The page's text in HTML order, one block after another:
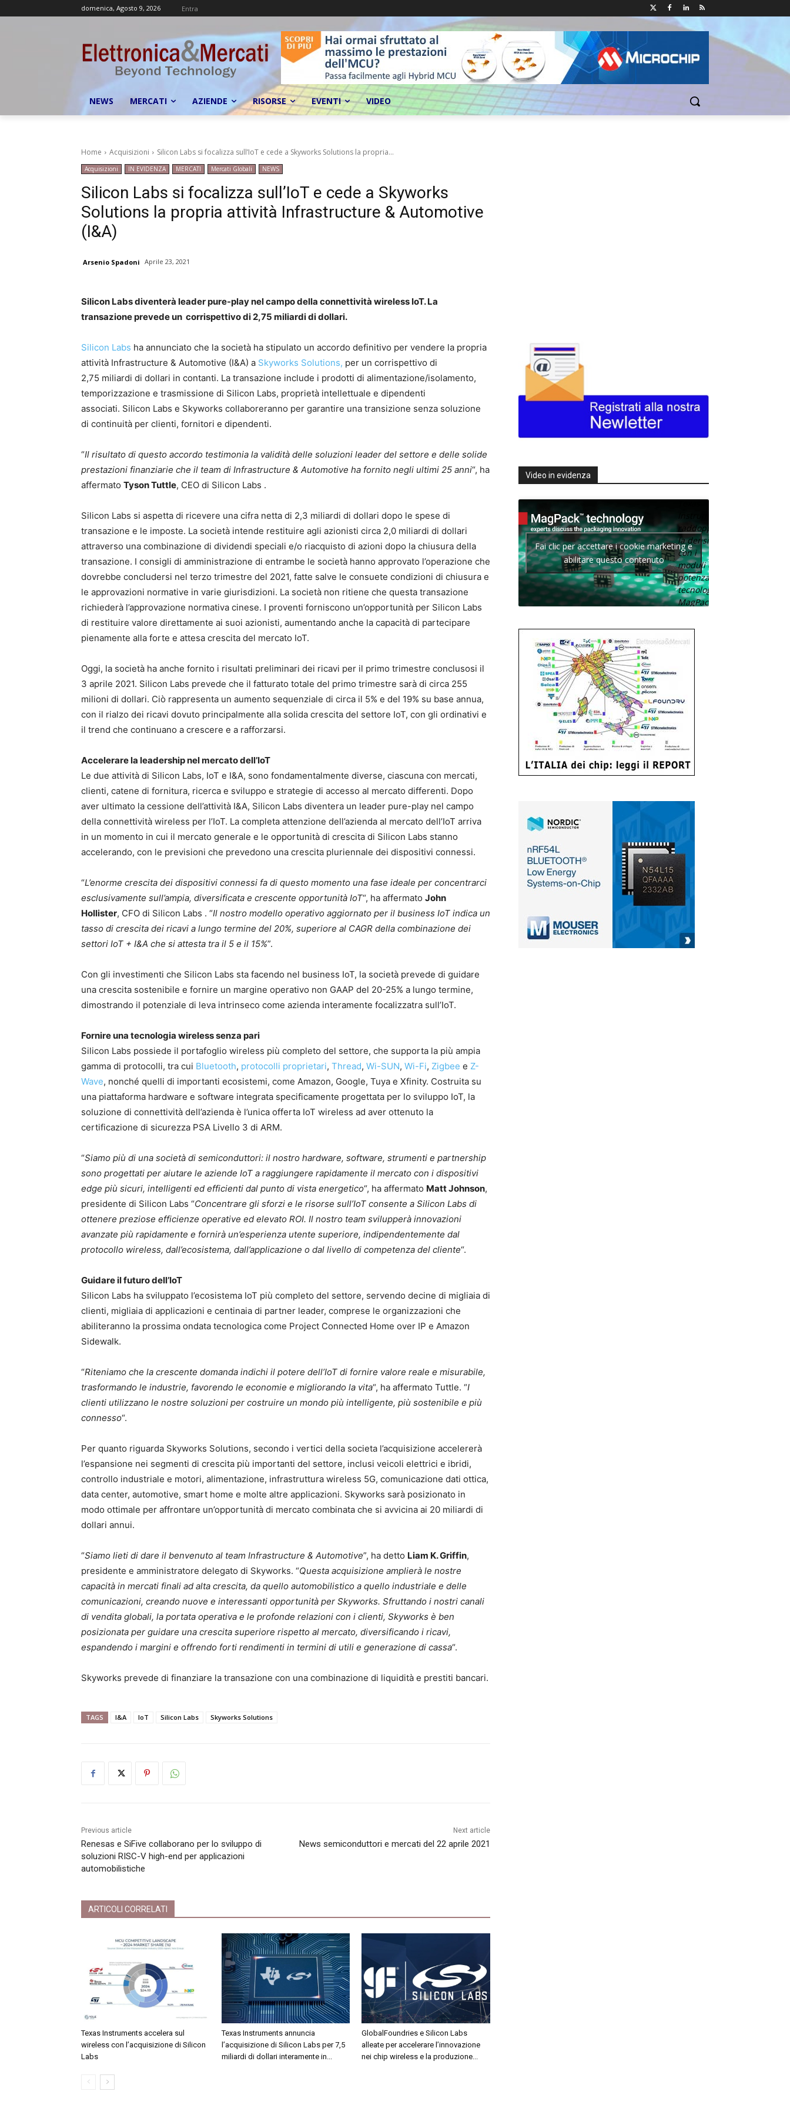
domenica, Agosto 9, 2026 Entra
NEWS MERCATI AZIENDE RISORSE EVENTI VIDEO
Home Acquisizioni Silicon Labs si focalizza sull’IoT e cede a Skyworks Solutions la propria...
Acquisizioni IN EVIDENZA MERCATI Mercati Globali NEWS
Silicon Labs si focalizza sull’IoT e cede a Skyworks
Solutions la propria attività Infrastructure & Automotive
(I&A)
Arsenio Spadoni Aprile 23, 2021
Silicon Labs diventerà leader pure-play nel campo della connettività wireless IoT. La
transazione prevede un corrispettivo di 2,75 miliardi di dollari.
Silicon Labs ha annunciato che la società ha stipulato un accordo definitivo per vendere la propria
attività Infrastructure & Automotive (I&A) a Skyworks Solutions, per un corrispettivo di
2,75 miliardi di dollari in contanti. La transazione include i prodotti di alimentazione/isolamento,
temporizzazione e trasmissione di Silicon Labs, proprietà intellettuale e dipendenti
associati. Silicon Labs e Skyworks collaboreranno per garantire una transizione senza soluzione
di continuità per clienti, fornitori e dipendenti.
“Il risultato di questo accordo testimonia la validità delle soluzioni leader del settore e delle solide
prestazioni finanziarie che il team di Infrastructure & Automotive ha fornito negli ultimi 25 anni“, ha
affermato Tyson Tuttle, CEO di Silicon Labs .
Silicon Labs si aspetta di ricevere una cifra netta di 2,3 miliardi di dollari dopo le spese di
transazione e le imposte. La società intende restituire agli azionisti circa 2,0 miliardi di dollari
attraverso una combinazione di dividendi speciali e/o riacquisto di azioni dopo la chiusura della
transazione. I consigli di amministrazione di entrambe le società hanno approvato l’operazione che
dovrebbe concludersi nel terzo trimestre del 2021, fatte salve le consuete condizioni di chiusura e
le approvazioni normative in varie giurisdizioni. La società non ritiene che questa transazione
richiederà l’approvazione normativa cinese. I proventi forniscono un’opportunità per Silicon Labs
di restituire valore direttamente ai suoi azionisti, aumentando anche la capacità di partecipare
pienamente alla forte e attesa crescita del mercato IoT.
Oggi, la società ha anche fornito i risultati preliminari dei ricavi per il primo trimestre conclusosi il
3 aprile 2021. Silicon Labs prevede che il fatturato totale del primo trimestre sarà di circa 255
milioni di dollari. Ciò rappresenta un aumento sequenziale di circa il 5% e del 19% su base annua,
con il rialzo dei ricavi dovuto principalmente alla solida crescita del settore IoT, con gli ordinativi e
il trend che continuano a crescere e a rafforzarsi.
Accelerare la leadership nel mercato dell’IoT
Le due attività di Silicon Labs, IoT e I&A, sono fondamentalmente diverse, ciascuna con mercati,
clienti, catene di fornitura, ricerca e sviluppo e strategie di accesso al mercato differenti. Dopo
aver ultimato la cessione dell’attività I&A, Silicon Labs diventera un leader pure-play nel campo
della connettività wireless per l’IoT. La completa attenzione dell’azienda al mercato dell’IoT arriva
in un momento in cui il mercato generale e le opportunità di crescita di Silicon Labs stanno
accelerando, con le previsioni che prevedono una crescita pluriennale dei dispositivi connessi.
“L’enorme crescita dei dispositivi connessi fa di questo momento una fase ideale per concentrarci
esclusivamente sull’ampia, diversificata e crescente opportunità IoT“, ha affermato John
Hollister, CFO di Silicon Labs . “Il nostro modello operativo aggiornato per il business IoT indica un
tasso di crescita dei ricavi a lungo termine del 20%, superiore al CAGR della combinazione dei
settori IoT + I&A che si attesta tra il 5 e il 15%”.
Con gli investimenti che Silicon Labs sta facendo nel business IoT, la società prevede di guidare
una crescita sostenibile e fornire un margine operativo non GAAP del 20-25% a lungo termine,
dimostrando il potenziale di leva intrinseco come azienda interamente focalizzatra sull’IoT.
Fornire una tecnologia wireless senza pari
Silicon Labs possiede il portafoglio wireless più completo del settore, che supporta la più ampia
gamma di protocolli, tra cui Bluetooth, protocolli proprietari, Thread, Wi-SUN, Wi-Fi, Zigbee e Z-
Wave, nonché quelli di importanti ecosistemi, come Amazon, Google, Tuya e Xfinity. Costruita su
una piattaforma hardware e software integrata specificamente progettata per lo sviluppo IoT, la
soluzione di connettività dell’azienda è l’unica offerta IoT wireless ad aver ottenuto la
certificazione di sicurezza PSA Livello 3 di ARM.
“Siamo più di una società di semiconduttori: il nostro hardware, software, strumenti e partnership
sono progettati per aiutare le aziende IoT a raggiungere rapidamente il mercato con i dispositivi
edge più sicuri, intelligenti ed efficienti dal punto di vista energetico“, ha affermato Matt Johnson,
presidente di Silicon Labs “Concentrare gli sforzi e le risorse sull’IoT consente a Silicon Labs di
ottenere preziose efficienze operative ed elevato ROI. Il nostro team svilupperà innovazioni
avanzate più rapidamente e fornirà un’esperienza utente superiore, indipendentemente dal
protocollo wireless, dall’ecosistema, dall’applicazione o dal livello di competenza del cliente“.
Guidare il futuro dell’IoT
Silicon Labs ha sviluppato l’ecosistema IoT più completo del settore, servendo decine di migliaia di
clienti, migliaia di applicazioni e centinaia di partner leader, comprese le organizzazioni che
abiliteranno la prossima ondata tecnologica come Project Connected Home over IP e Amazon
Sidewalk.
“Riteniamo che la crescente domanda indichi il potere dell’IoT di fornire valore reale e misurabile,
trasformando le industrie, favorendo le economie e migliorando la vita“, ha affermato Tuttle. “I
clienti utilizzano le nostre soluzioni per costruire un mondo più intelligente, più sostenibile e più
connesso“.
Per quanto riguarda Skyworks Solutions, secondo i vertici della societa l’acquisizione accelererà
l’espansione nei segmenti di crescita più importanti del settore, inclusi veicoli elettrici e ibridi,
controllo industriale e motori, alimentazione, infrastruttura wireless 5G, comunicazione dati ottica,
data center, automotive, smart home e molte altre applicazioni. Skyworks sarà posizionato in
modo ottimale per affrontare un’opportunità di mercato combinata che si avvicina ai 20 miliardi di
dollari annui.
“Siamo lieti di dare il benvenuto al team Infrastructure & Automotive”, ha detto Liam K. Griffin,
presidente e amministratore delegato di Skyworks. “Questa acquisizione amplierà le nostre
capacità in mercati finali ad alta crescita, da quello automobilistico a quello industriale e delle
comunicazioni, creando nuove e interessanti opportunità per Skyworks. Sfruttando i nostri canali
di vendita globali, la portata operativa e le profonde relazioni con i clienti, Skyworks è ben
posizionata per guidare una crescita superiore rispetto al mercato, diversificando i ricavi,
espandendo i margini e offrendo forti rendimenti in termini di utili e generazione di cassa“.
Skyworks prevede di finanziare la transazione con una combinazione di liquidità e prestiti bancari.
TAGS I&A IoT Silicon Labs Skyworks Solutions
Previous article
Renesas e SiFive collaborano per lo sviluppo di
soluzioni RISC-V high-end per applicazioni
automobilistiche
Next article
News semiconduttori e mercati del 22 aprile 2021
ARTICOLI CORRELATI
Texas Instruments accelera sul
wireless con l’acquisizione di Silicon
Labs
Texas Instruments annuncia
l’acquisizione di Silicon Labs per 7,5
miliardi di dollari interamente in...
GlobalFoundries e Silicon Labs
alleate per accelerare l’innovazione
nei chip wireless e la produzione...
Video in evidenza
Texas
raddoppia
la densità
con i
moduli di
potenza con
tecnologia
MagPack.
Fai clic per accettare i cookie marketing e
abilitare questo contenuto